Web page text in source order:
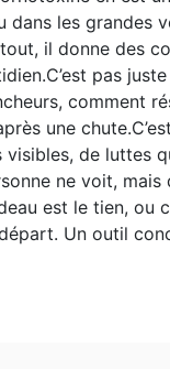
dans les grandes
il donne des
pas
comment
une
de luttes
ne voit, mais
est le tien, ou
Un outil